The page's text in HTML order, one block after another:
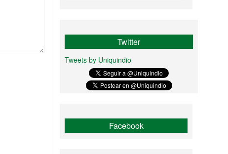
Twitter
Tweets by Uniquindio
Facebook